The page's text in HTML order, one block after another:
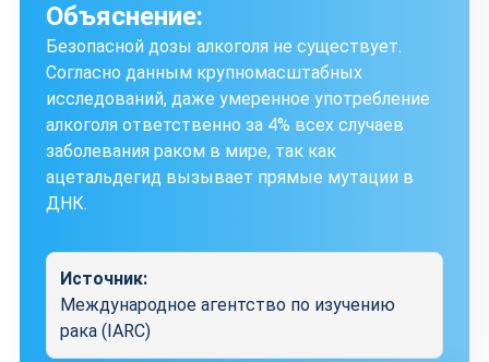
Объяснение:
Безопасной дозы алкоголя не существует.
Согласно данным крупномасштабных
исследований, даже умеренное употребление
алкоголя ответственно за 4% всех случаев
заболевания раком в мире, так как
ацетальдегид вызывает прямые мутации в
ДНК.
Источник:
Международное агентство по изучению
рака (IARC)